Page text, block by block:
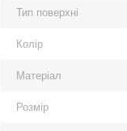
Тип поверхні
Колір
Матеріал
Розмір